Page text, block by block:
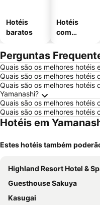
Hotéis
baratos
Hotéis
com
mento
Perguntas
Quais são os melhores hotéis
Quais são os melhores hotéis
Quais são os melhores hotéis
Yamanashi?
Quais são os melhores hotéis
Quais são os melhores hotéis
Hotéis em
Estes hotéis também
Highland Resort Hotel &
Guesthouse Sakuya
Kasugai